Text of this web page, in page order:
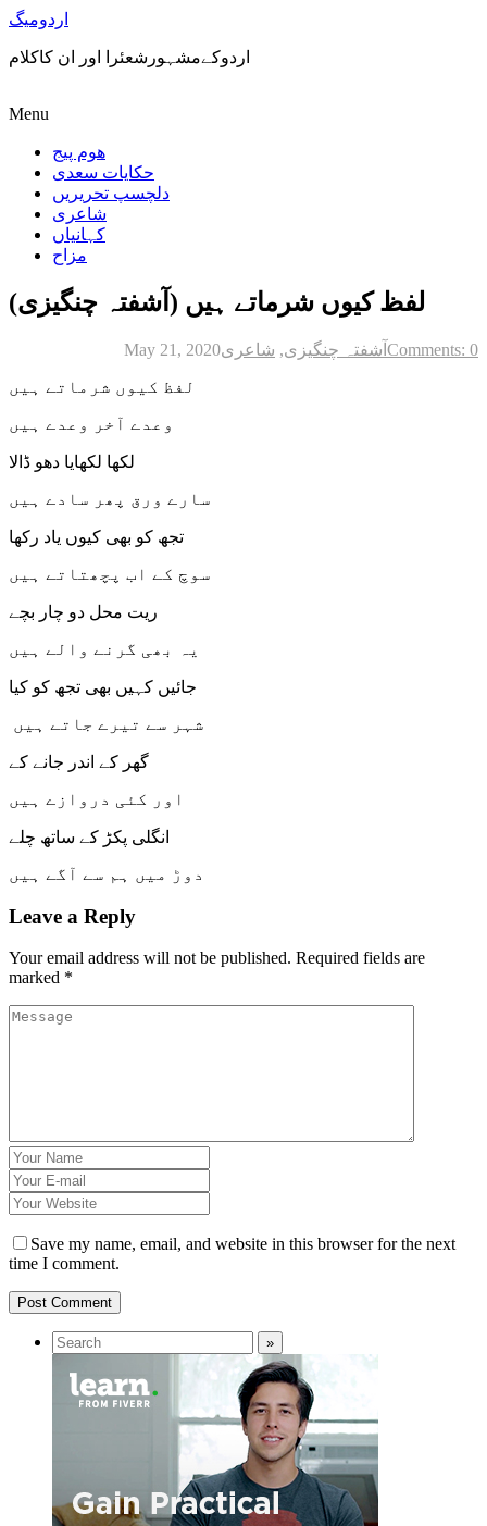
اردومیگ
اردوکےمشہورشعئرا اور ان کاکلام
Menu
ھوم پیج
حکایات سعدی
دلچسپ تحریریں
شاعری
کہانیاں
مزاح
لفظ کیوں شرماتے ہیں (آشفتہ چنگیزی)
May 21, 2020 آشفتہ چنگیزی, شاعری
Comments: 0
لفظ کیوں شرماتے ہیں
وعدے آخر وعدے ہیں
لکھا لکھایا دھو ڈالا
سارے ورق پھر سادے ہیں
تجھ کو بھی کیوں یاد رکھا
سوچ کے اب پچھتاتے ہیں
ریت محل دو چار بچے
یہ بھی گرنے والے ہیں
جائیں کہیں بھی تجھ کو کیا
شہر سے تیرے جاتے ہیں
گھر کے اندر جانے کے
اور کئی دروازے ہیں
انگلی پکڑ کے ساتھ چلے
دوڑ میں ہم سے آگے ہیں
Leave a Reply
Your email address will not be published. Required fields are
marked *
Save my name, email, and website in this browser for the next
time I comment.